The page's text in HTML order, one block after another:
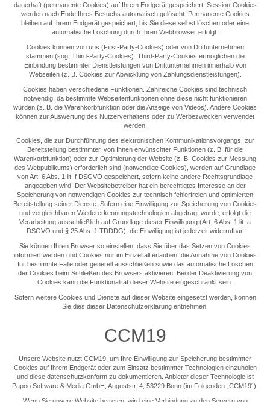
dauerhaft (permanente Cookies) auf Ihrem Endgerät gespeichert. Session-Cookies
werden nach Ende Ihres Besuchs automatisch gelöscht. Permanente Cookies
bleiben auf Ihrem Endgerät gespeichert, bis Sie diese selbst löschen oder eine
automatische Löschung durch Ihren Webbrowser erfolgt.
Cookies können von uns (First-Party-Cookies) oder von Drittunternehmen
stammen (sog. Third-Party-Cookies). Third-Party-Cookies ermöglichen die
Einbindung bestimmter Dienstleistungen von Drittunternehmen innerhalb von
Webseiten (z. B. Cookies zur Abwicklung von Zahlungsdienstleistungen).
Cookies haben verschiedene Funktionen. Zahlreiche Cookies sind technisch
notwendig, da bestimmte Webseitenfunktionen ohne diese nicht funktionieren
würden (z. B. die Warenkorbfunktion oder die Anzeige von Videos). Andere Cookies
können zur Auswertung des Nutzerverhaltens oder zu Werbezwecken verwendet
werden.
Cookies, die zur Durchführung des elektronischen Kommunikationsvorgangs, zur
Bereitstellung bestimmter, von Ihnen erwünschter Funktionen (z. B. für die
Warenkorbfunktion) oder zur Optimierung der Website (z. B. Cookies zur Messung
des Webpublikums) erforderlich sind (notwendige Cookies), werden auf Grundlage
von Art. 6 Abs. 1 lit. f DSGVO gespeichert, sofern keine andere Rechtsgrundlage
angegeben wird. Der Websitebetreiber hat ein berechtigtes Interesse an der
Speicherung von notwendigen Cookies zur technisch fehlerfreien und optimierten
Bereitstellung seiner Dienste. Sofern eine Einwilligung zur Speicherung von Cookies
und vergleichbaren Wiedererkennungstechnologien abgefragt wurde, erfolgt die
Verarbeitung ausschließlich auf Grundlage dieser Einwilligung (Art. 6 Abs. 1 lit. a
DSGVO und § 25 Abs. 1 TDDDG); die Einwilligung ist jederzeit widerrufbar.
Sie können Ihren Browser so einstellen, dass Sie über das Setzen von Cookies
informiert werden und Cookies nur im Einzelfall erlauben, die Annahme von Cookies
für bestimmte Fälle oder generell ausschließen sowie das automatische Löschen
der Cookies beim Schließen des Browsers aktivieren. Bei der Deaktivierung von
Cookies kann die Funktionalität dieser Website eingeschränkt sein.
Sofern weitere Cookies und Dienste auf dieser Website eingesetzt werden, können
Sie dies dieser Datenschutzerklärung entnehmen.
CCM19
Unsere Website nutzt CCM19, um Ihre Einwilligung zur Speicherung bestimmter
Cookies auf Ihrem Endgerät oder zum Einsatz bestimmter Technologien einzuholen
und diese datenschutzkonform zu dokumentieren. Anbieter dieser Technologie ist
Papoo Software & Media GmbH, Auguststr. 4, 53229 Bonn (im Folgenden „CCM19“).